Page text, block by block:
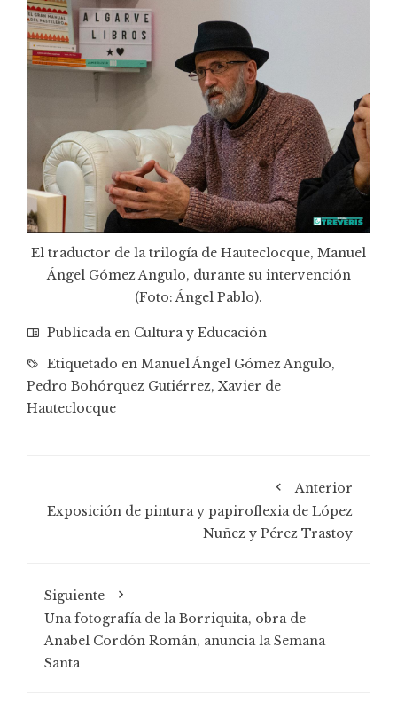
El traductor de la trilogía de Hauteclocque, Manuel
Ángel Gómez Angulo, durante su intervención
(Foto: Ángel Pablo).
Publicada en Cultura y Educación
Etiquetado en Manuel Ángel Gómez Angulo,
Pedro Bohórquez Gutiérrez, Xavier de
Hauteclocque
Anterior
Exposición de pintura y papiroflexia de López
Nuñez y Pérez Trastoy
Siguiente
Una fotografía de la Borriquita, obra de
Anabel Cordón Román, anuncia la Semana
Santa